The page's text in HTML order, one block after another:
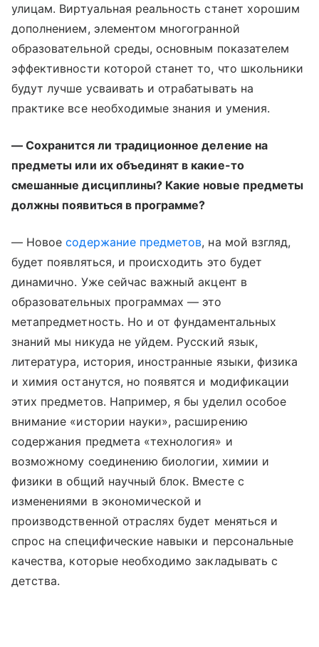
улицам. Виртуальная реальность станет хорошим
дополнением, элементом многогранной
образовательной среды, основным показателем
эффективности которой станет то, что школьники
будут лучше усваивать и отрабатывать на
практике все необходимые знания и умения.
— Сохранится ли традиционное деление на
предметы или их объединят в какие-то
смешанные дисциплины? Какие новые предметы
должны появиться в программе?
— Новоесодержание предметов, на мой взгляд,
будет появляться, и происходить это будет
динамично. Уже сейчас важный акцент в
образовательных программах — это
метапредметность. Но и от фундаментальных
знаний мы никуда не уйдем. Русский язык,
литература, история, иностранные языки, физика
и химия останутся, но появятся и модификации
этих предметов. Например, я бы уделил особое
внимание «истории науки», расширению
содержания предмета «технология» и
возможному соединению биологии, химии и
физики в общий научный блок. Вместе с
изменениями в экономической и
производственной отраслях будет меняться и
спрос на специфические навыки и персональные
качества, которые необходимо закладывать с
детства.